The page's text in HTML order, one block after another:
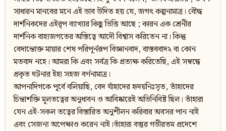
সাধারন মানবের মনে এই ভাব উদিত হয় যে, জগৎ কল্পনামাত্র। বৌদ্ধ
দার্শনিকদের এইরৃপ ব্যাখ্যার কিছু ভিত্তি আছে ; কারন এক শ্রেনীর
দার্শনিক বাহ্যজগতের অস্তিত্বে আদৌ বিশ্বাস করিতেন না। কিন্তু
বেদান্তোক্ত মায়ার শেষ পরিপূর্নরূপ বিজ্ঞানবাদ, বাস্তববাদ২ বা কোন
মতবাদ নহে। আমরা কি এবং সর্বত্র কি প্রত্যক্ষ করিতেছি, এই সম্বন্ধে
প্রকৃত ঘটনার ইহা সহজ বর্ণনামাত্র।
আপনাদিগকে পূর্বে বলিয়াছি, বেদ যাঁহাদের হৃদয়নিঃসৃত, তাঁহাদের
চিন্তাশক্তি মূলতত্বের অনুধাবন ও আবিষ্কারেই অভিনিবিষ্ট ছিল। তাঁহারা
যেন এই-সকল তত্বের বিস্তারিত অনুশীলন করিবার অবসর পান নাই
এবং সেজন্য অপেক্ষাও করেন নাই।তাঁহারা বস্তুর গভীরতম প্রদেশে